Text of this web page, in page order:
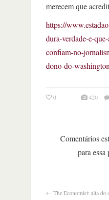
merecem que
https://
dura-verdade-e-
confiam-no-
dono-do-
0 420
Comentários
para
← The Economist: alta do